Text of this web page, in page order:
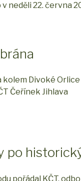
neděli 22. června
Divoké
Čeřínek Jihlava
po
pořádal KČT,